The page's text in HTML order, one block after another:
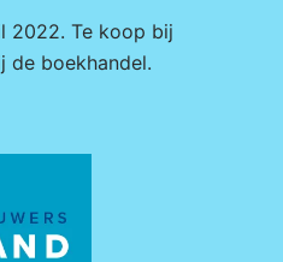
2022. Te koop bij
de boekhandel.